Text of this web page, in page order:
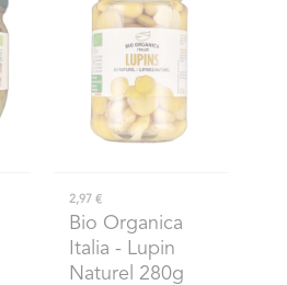
2,97 €
Bio Organica
Italia - Lupin
Naturel 280g